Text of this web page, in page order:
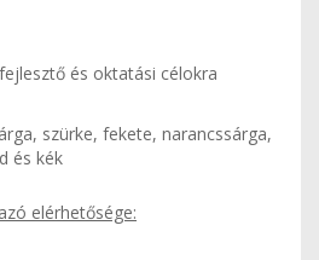
és oktatási célokra
szürke, fekete, narancssárga,
és kék
elérhetősége: